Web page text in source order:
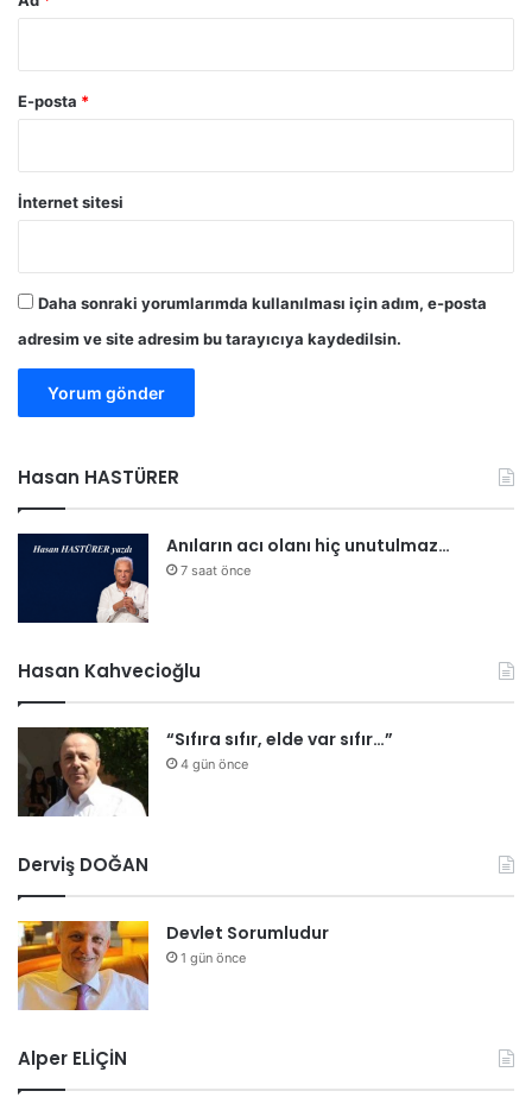
i
l
i
ç
c
u
k
r
E-posta *
İnternet sitesi
Daha sonraki yorumlarımda kullanılması için adım, e-posta
adresim ve site adresim bu tarayıcıya kaydedilsin.
Hasan HASTÜRER
Anıların acı olanı hiç unutulmaz…
7 saat önce
Hasan Kahvecioğlu
“Sıfıra sıfır, elde var sıfır…”
4 gün önce
Derviş DOĞAN
Devlet Sorumludur
1 gün önce
Alper ELİÇİN